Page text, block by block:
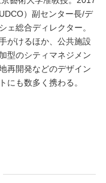
）副センター長/デ
ェ総合ディレクター。
がけるほか、公共施設
型のシティマネジメン
再開発などのデザイン
にも数多く携わる。